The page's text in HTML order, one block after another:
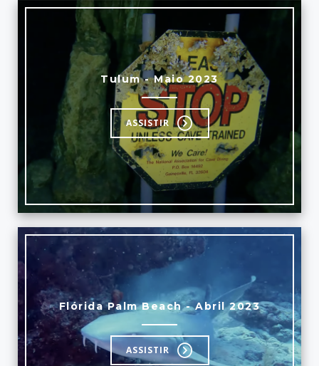
Tulum - Maio 2023
ASSISTIR
Flórida Palm Beach - Abril 2023
ASSISTIR